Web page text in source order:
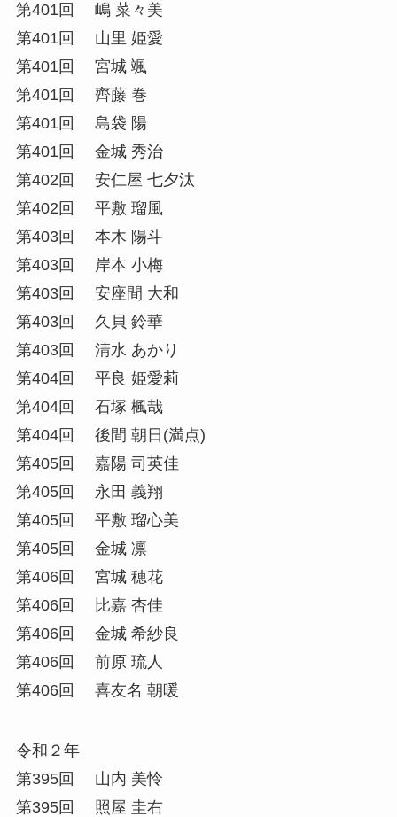
第401回 嶋 菜々美
第401回 山里 姫愛
第401回 宮城 颯
第401回 齊藤 巻
第401回 島袋 陽
第401回 金城 秀治
第402回 安仁屋 七夕汰
第402回 平敷 瑠風
第403回 本木 陽斗
第403回 岸本 小梅
第403回 安座間 大和
第403回 久貝 鈴華
第403回 清水 あかり
第404回 平良 姫愛莉
第404回 石塚 楓哉
第404回 後間 朝日(満点)
第405回 嘉陽 司英佳
第405回 永田 義翔
第405回 平敷 瑠心美
第405回 金城 凛
第406回 宮城 穂花
第406回 比嘉 杏佳
第406回 金城 希紗良
第406回 前原 琉人
第406回 喜友名 朝暖
令和２年
第395回 山内 美怜
第395回 照屋 圭右